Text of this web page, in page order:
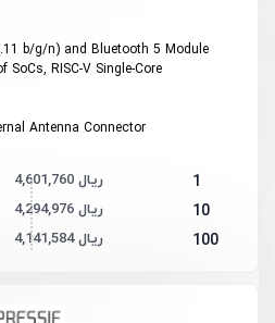
b/g/n) and Bluetooth 5 Module
SoCs, RISC-V Single-Core
Antenna Connector
1 4,601,760 ریال
10 4,294,976 ریال
100 4,141,584 ریال